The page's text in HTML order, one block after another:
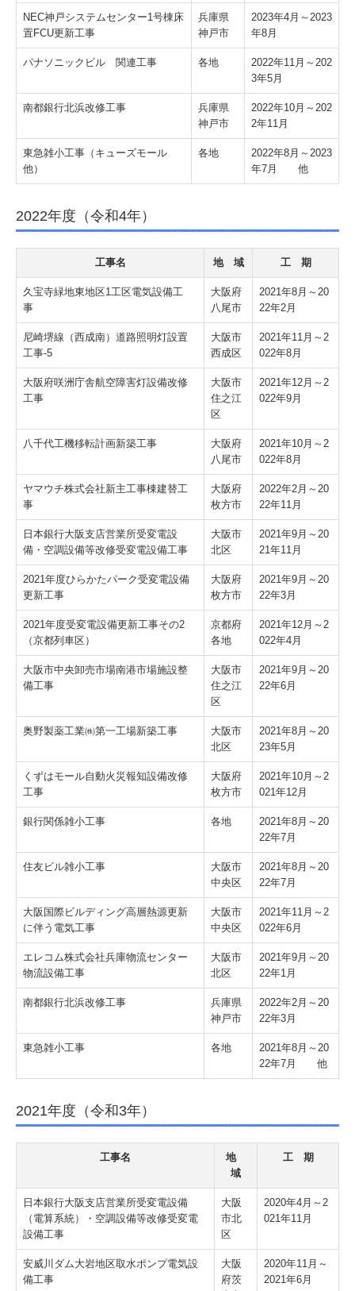
NEC神戸システムセンター1号棟床
置FCU更新工事
兵庫県
神戸市
2023年4月～2023
年8月
パナソニックビル 関連工事 各地
2022年11月～202
3年5月
南都銀行北浜改修工事
兵庫県
神戸市
2022年10月～202
2年11月
東急雑小工事（キューズモール
他）
各地
2022年8月～2023
年7月 他
2022年度（令和4年）
工事名 地 域 工 期
久宝寺緑地東地区1工区電気設備工
事
大阪府
八尾市
2021年8月～20
22年2月
尼崎堺線（西成南）道路照明灯設置
工事-5
大阪市
西成区
2021年11月～2
022年8月
大阪府咲洲庁舎航空障害灯設備改修
工事
大阪市
住之江
区
2021年12月～2
022年9月
八千代工機移転計画新築工事
大阪府
八尾市
2021年10月～2
022年8月
ヤマウチ株式会社新主工事棟建替工
事
大阪府
枚方市
2022年2月～20
22年11月
日本銀行大阪支店営業所受変電設
備・空調設備等改修受変電設備工事
大阪市
北区
2021年9月～20
21年11月
2021年度ひらかたパーク受変電設備
更新工事
大阪府
枚方市
2021年9月～20
22年3月
2021年度受変電設備更新工事その2
（京都列車区）
京都府
各地
2021年12月～2
022年4月
大阪市中央卸売市場南港市場施設整
備工事
大阪市
住之江
区
2021年9月～20
22年6月
奥野製薬工業㈱第一工場新築工事
大阪市
北区
2021年8月～20
23年5月
くずはモール自動火災報知設備改修
工事
大阪府
枚方市
2021年10月～2
021年12月
銀行関係雑小工事 各地
2021年8月～20
22年7月
住友ビル雑小工事
大阪市
中央区
2021年8月～20
22年7月
大阪国際ビルディング高層熱源更新
に伴う電気工事
大阪市
中央区
2021年11月～2
022年6月
エレコム株式会社兵庫物流センター
物流設備工事
大阪市
北区
2021年9月～20
22年1月
南都銀行北浜改修工事
兵庫県
神戸市
2022年2月～20
22年3月
東急雑小工事 各地
2021年8月～20
22年7月 他
2021年度（令和3年）
工事名
地
域
工 期
日本銀行大阪支店営業所受変電設備
（電算系統）・空調設備等改修受変電
設備工事
大阪
市北
区
2020年4月～2
021年11月
安威川ダム大岩地区取水ポンプ電気設
備工事
大阪
府茨
2020年11月～
2021年6月